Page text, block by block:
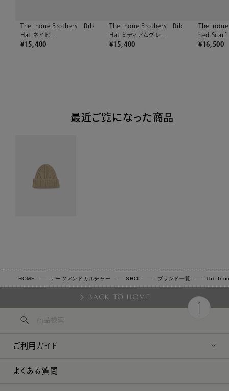
The Inoue Brothers Rib
Hat ネイビー
¥15,400
The Inoue Brothers Rib
Hat ミディアムグレー
¥15,400
The
hed Scarf
¥16,500
最近ご覧になった商品
HOME アーツアンドカルチャー SHOP ブランド一覧 The
BACK TO HOME
ご利用ガイド
よくある質問